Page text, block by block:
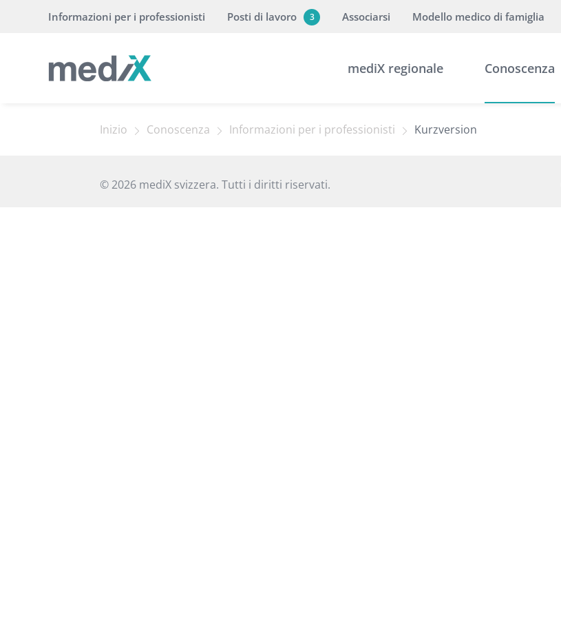
Informazioni per i professionisti Posti di lavoro 3 Associarsi Modello medico di famiglia
mediX regionale Conoscenza
Inizio Conoscenza Informazioni per i professionisti Kurzversion
© 2026 mediX svizzera. Tutti i diritti riservati.